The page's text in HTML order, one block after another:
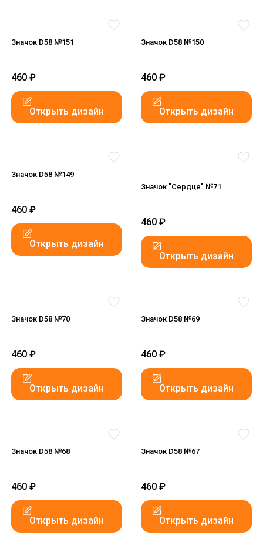
Значок D58 №151
460 ₽
Открыть дизайн
Значок D58 №150
460 ₽
Открыть дизайн
Значок D58 №149
460 ₽
Открыть дизайн
Значок "Сердце" №71
460 ₽
Открыть дизайн
Значок D58 №70
460 ₽
Открыть дизайн
Значок D58 №69
460 ₽
Открыть дизайн
Значок D58 №68
460 ₽
Открыть дизайн
Значок D58 №67
460 ₽
Открыть дизайн